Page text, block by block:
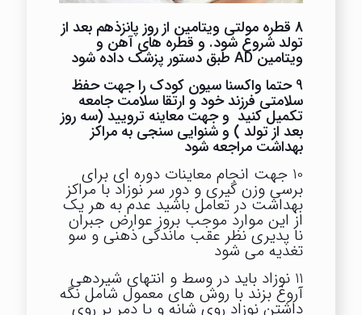
8 قطره مولتی ویتامین از روز پانزذهم بعد از
تولد شروع شود. و قطره های آهن و
ویتامین AD طبق دستور پزشک داده شود
9 حتما واکسنا سیون کودک را جهت حفظ
سلامتی فرزند خود و ارتقا سلامت جامعه
تکمیل کنید و جهت معاینه ترویید (سه روز
بعد از تولد ) و شنوایی سنجی به مراکز
بهداشت مراجعه شود
10 جهت انجام معاینات دوره ای برای
برسی وزن گیری و دور سر نوزاد با مراکز
بهداشت در تعامل باشید عدم به هر یک
از این موارد موجب بروز عوارض جبران
نا پدیری نظر عقب ماندگی ذهنی و سو
تغدیه می شود
11 نوزاد باید در وسط و انتهای شیردهی
آروغ بزند با روش های معمول شامل نگه
داشتن نوزاد روی شانه و یا دمر بر روی